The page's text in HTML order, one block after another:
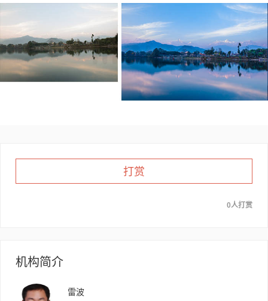
打赏
0人打赏
机构简介
雷波